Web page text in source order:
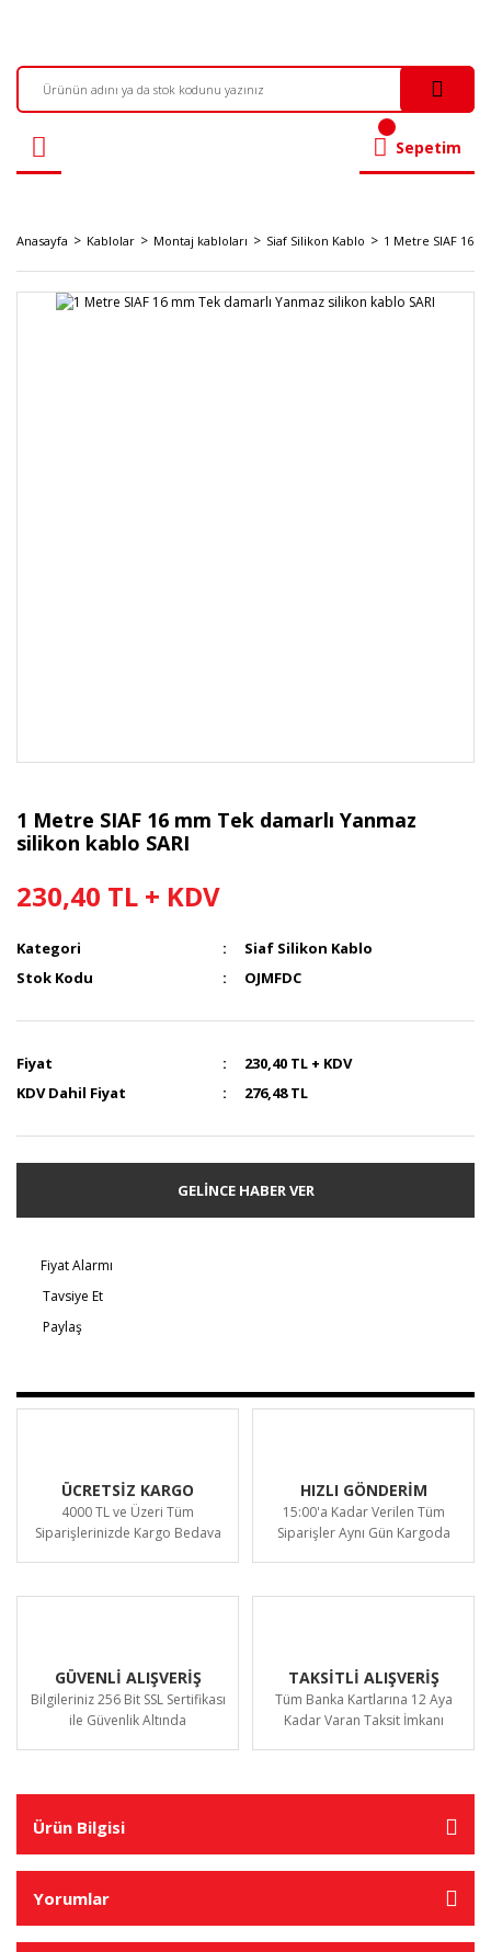
Sepetim
Anasayfa Kablolar Montaj kabloları Siaf Silikon Kablo 1 Metre SIAF 16
1 Metre SIAF 16 mm Tek damarlı Yanmaz
silikon kablo SARI
230,40 TL + KDV
Kategori
Siaf Silikon Kablo
Stok Kodu
OJMFDC
Fiyat
230,40 TL + KDV
KDV Dahil Fiyat
276,48 TL
GELİNCE HABER VER
Fiyat Alarmı
Tavsiye Et
Paylaş
ÜCRETSİZ KARGO
4000 TL ve Üzeri Tüm
Siparişlerinizde Kargo Bedava
HIZLI GÖNDERİM
15:00'a Kadar Verilen Tüm
Siparişler Aynı Gün Kargoda
GÜVENLİ ALIŞVERİŞ
Bilgileriniz 256 Bit SSL Sertifikası
ile Güvenlik Altında
TAKSİTLİ ALIŞVERİŞ
Tüm Banka Kartlarına 12 Aya
Kadar Varan Taksit İmkanı
Ürün Bilgisi
Yorumlar